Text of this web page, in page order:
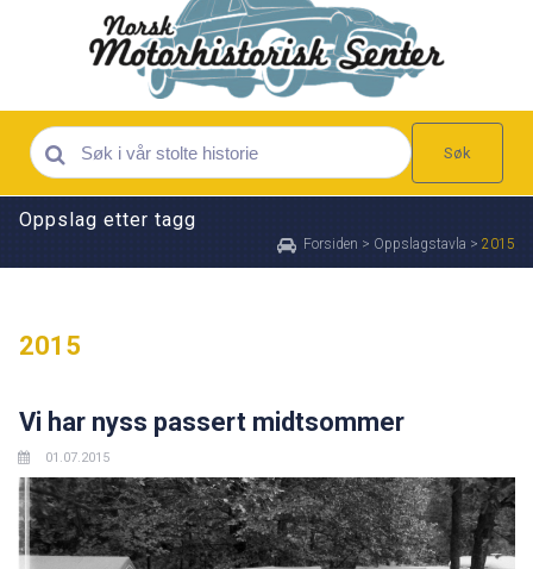
Søk
Oppslag etter tagg
Forsiden > Oppslagstavla > 2015
2015
Vi har nyss passert midtsommer
01.07.2015